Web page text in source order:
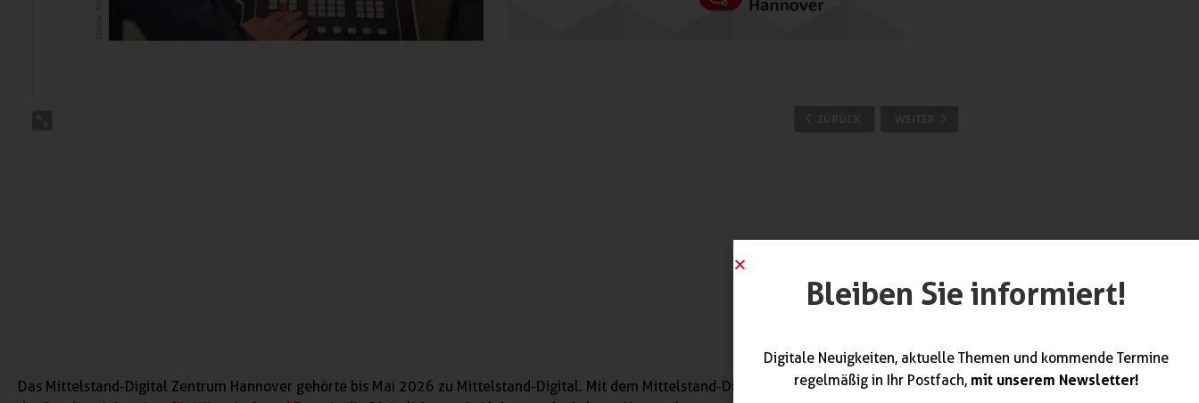
Das Mittelstand-Digital Zentrum Hannover gehörte bis Mai 2026 zu Mittelstand-Digital. Mit dem Mittelstand-Digital Netzwerk unterstützt
Bleiben Sie informiert!
Digitale Neuigkeiten, aktuelle Themen und kommende Termine
regelmäßig in Ihr Postfach, mit unserem Newsletter!